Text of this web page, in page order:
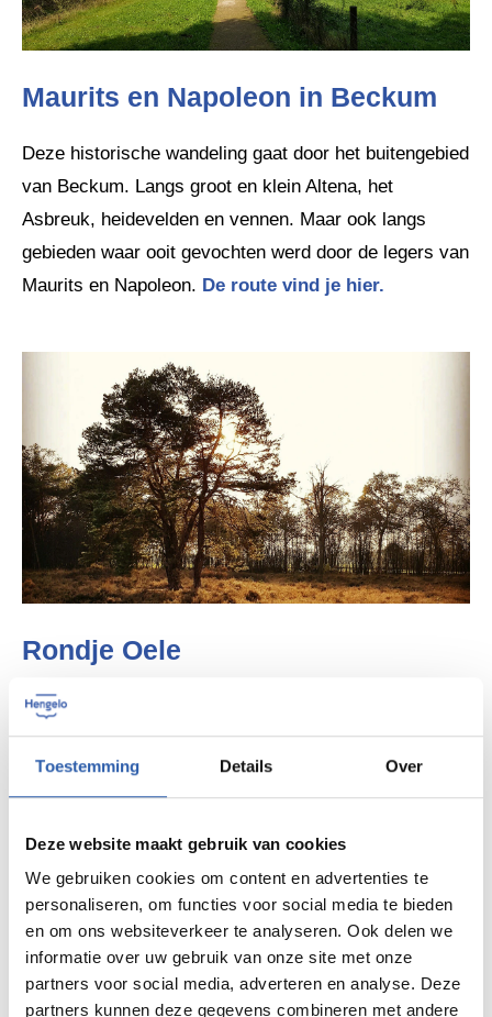
Toestemming Details Over
Deze website maakt gebruik van cookies
We gebruiken cookies om content en advertenties te
personaliseren, om functies voor social media te bieden
en om ons websiteverkeer te analyseren. Ook delen we
informatie over uw gebruik van onze site met onze
partners voor social media, adverteren en analyse. Deze
partners kunnen deze gegevens combineren met andere
Maurits en Napoleon in Beckum
Deze historische wandeling gaat door het buitengebied
van Beckum. Langs groot en klein Altena, het
Asbreuk, heidevelden en vennen. Maar ook langs
gebieden waar ooit gevochten werd door de legers van
Maurits en Napoleon. De route vind je hier.
Rondje Oele
Wandelen in Oele is altijd een goed idee!
Oele is een afwisselende wandelingvan 4,6 km. De
route start bij rustpunt Erve Geurts en brengt je door